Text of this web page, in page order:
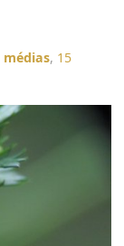
médias, 15